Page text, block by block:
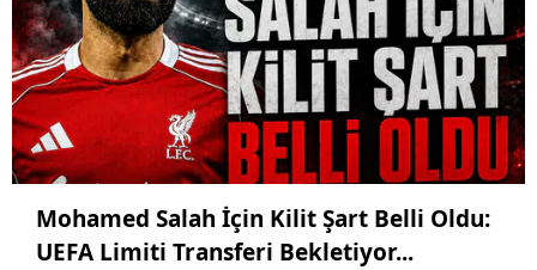
Mohamed Salah İçin Kilit Şart Belli Oldu:
UEFA Limiti Transferi Bekletiyor...